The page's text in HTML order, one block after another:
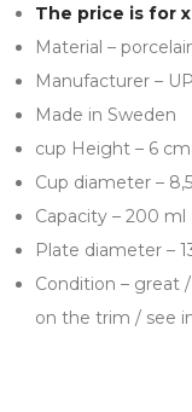
The price is for
Material –
Manufacturer –
Made in Sweden
cup Height – 6 cm
Cup diameter –
Capacity – 200 ml
Plate diameter –
Condition – great
on the trim / see